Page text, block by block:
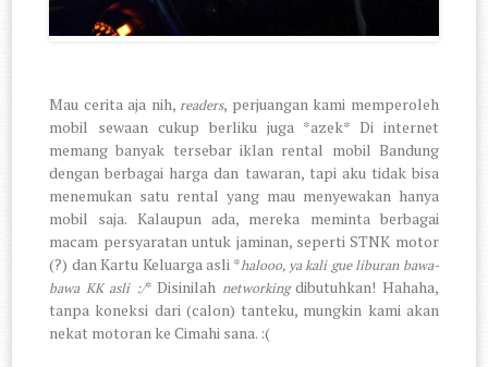
Mau cerita aja nih,readers, perjuangan kami memperoleh
mobil sewaan cukup berliku juga *azek* Di internet
memang banyak tersebar iklan rental mobil Bandung
dengan berbagai harga dan tawaran, tapi aku tidak bisa
menemukan satu rental yang mau menyewakan hanya
mobil saja. Kalaupun ada, mereka meminta berbagai
macam persyaratan untuk jaminan, seperti STNK motor
(?) dan Kartu Keluarga asli *halooo, ya kali gue liburan bawa-
bawa KK asli :/* Disinilah networkingdibutuhkan! Hahaha,
tanpa koneksi dari (calon) tanteku, mungkin kami akan
nekat motoran ke Cimahi sana. :(